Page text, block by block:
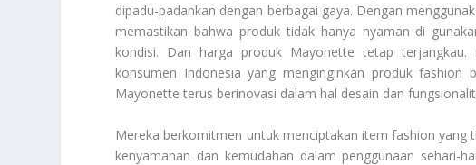
dipadu-padankan dengan berbagai gaya. Dengan
memastikan bahwa produk tidak hanya nyaman di
kondisi. Dan harga produk Mayonette tetap
konsumen Indonesia yang menginginkan produk fashion
Mayonette terus berinovasi dalam hal desain dan
Mereka berkomitmen untuk menciptakan item fashion yang
kenyamanan dan kemudahan dalam penggunaan